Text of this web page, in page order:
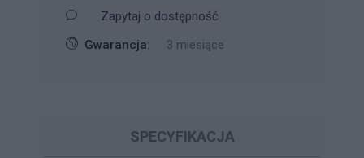
Zapytaj o dostępność
Gwarancja:
3 miesiące
SPECYFIKACJA